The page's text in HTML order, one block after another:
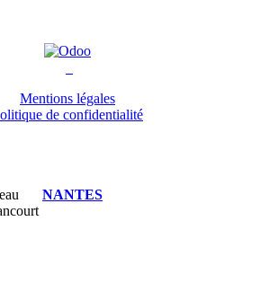
Mentions légales
de confidentialité
NANTES